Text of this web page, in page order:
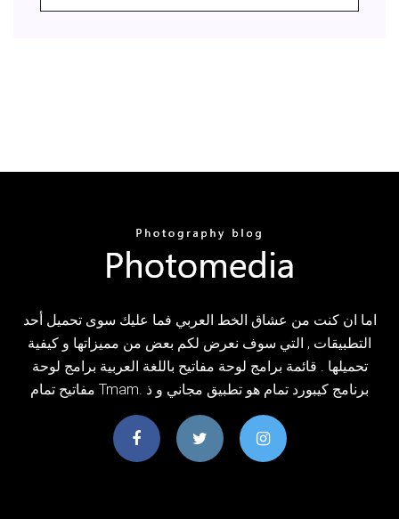
اما ان كنت من عشاق الخط العربي فما عليك سوى تحميل أحد
التطبيقات , التي سوف نعرض لكم بعض من مميزاتها و كيفية
تحميلها . قائمة برامج لوحة مفاتيح باللغة العربية برامج لوحة
مفاتيح تمام Tmam. برنامج كيبورد تمام هو تطبيق مجاني و ذ